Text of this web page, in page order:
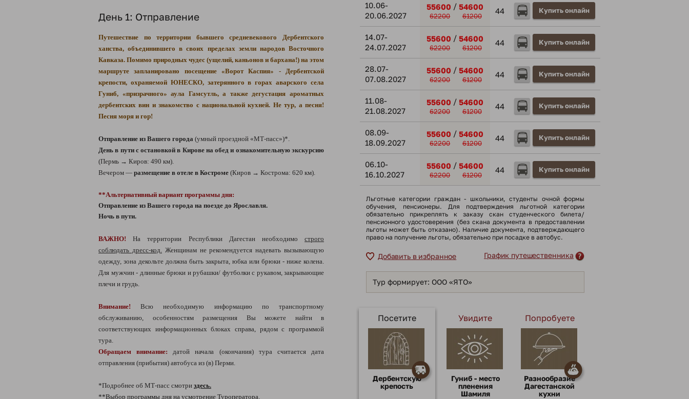
День 1: Отправление
Путешествие по территории бывшего средневекового Дербентского
ханства, объединившего в своих пределах земли народов Восточного
Кавказа. Помимо природных чудес (ущелий, каньонов и бархана!) на этом
маршруте запланировано посещение «Ворот Каспия» - Дербентской
крепости, охраняемой ЮНЕСКО, затерянного в горах аварского села
Гуниб, «призрачного» аула Гамсутль, а также дегустация ароматных
дербентских вин и знакомство с национальной кухней. Не тур, а песня!
Песня моря и гор!
Отправление из Вашего города (умный проездной «МТ-пасс»)*.
День в пути с остановкой в Кирове на обед и ознакомительную экскурсию
(Пермь → Киров: 490 км).
Вечером — размещение в отеле в Костроме (Киров → Кострома: 620 км).
**Альтернативный вариант программы дня:
Отправление из Вашего города на поезде до Ярославля.
Ночь в пути.
ВАЖНО! На территории Республики Дагестан необходимо строго
соблюдать дресс-код.Женщинам не рекомендуется надевать вызывающую
одежду, зона декольте должна быть закрыта, юбка или брюки - ниже колена.
Для мужчин - длинные брюки и рубашки/ футболки с рукавом, закрывающие
плечи и грудь.
Внимание! Всю необходимую информацию по транспортному
обслуживанию, особенностям размещения Вы можете найти в
соответствующих информационных блоках справа, рядом с программой
тура.
Обращаем внимание: датой начала (окончания) тура считается дата
отправления (прибытия) автобуса из (в) Перми.
*Подробнее об МТ-пасс смотри здесь.
**Выбор программы дня на усмотрение Туроператора.
10.06-
20.06.2027
55600 / 54600
62200 61200
44 Купить онлайн
14.07-
24.07.2027
55600 / 54600
62200 61200
44 Купить онлайн
28.07-
07.08.2027
55600 / 54600
62200 61200
44 Купить онлайн
11.08-
21.08.2027
55600 / 54600
62200 61200
44 Купить онлайн
08.09-
18.09.2027
55600 / 54600
62200 61200
44 Купить онлайн
06.10-
16.10.2027
55600 / 54600
62200 61200
44 Купить онлайн
Льготные категории граждан - школьники, cтуденты очной формы
обучения, пенсионеры. Для подтверждения льготной категории
обязательно прикреплять к заказу скан студенческого билета/
пенсионного удостоверения (без скана документа в предоставлении
льготы может быть отказано). Наличие документа, подтверждающего
право на получение льготы, обязательно при посадке в автобус.
Добавить в избранное График путешественника
Тур формирует: ООО «ЯТО»
Посетите
Дербентскую
крепость
Увидите
Гуниб - место
пленения
Шамиля
Попробуете
Разнообразие
Дагестанской
кухни